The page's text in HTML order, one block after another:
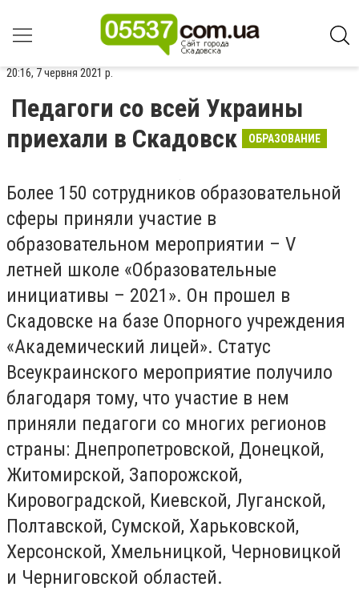
20:16, 7 червня 2021 р.
Педагоги со всей Украины
приехали в Скадовск
ОБРАЗОВАНИЕ
Более 150 сотрудников образовательной
сферы приняли участие в
образовательном мероприятии – V
летней школе «Образовательные
инициативы – 2021». Он прошел в
Скадовске на базе Опорного учреждения
«Академический лицей». Статус
Всеукраинского мероприятие получило
благодаря тому, что участие в нем
приняли педагоги со многих регионов
страны: Днепропетровской, Донецкой,
Житомирской, Запорожской,
Кировоградской, Киевской, Луганской,
Полтавской, Сумской, Харьковской,
Херсонской, Хмельницкой, Черновицкой
и Черниговской областей.